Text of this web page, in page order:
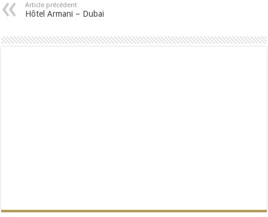
Article précédent
Hôtel Armani – Dubai